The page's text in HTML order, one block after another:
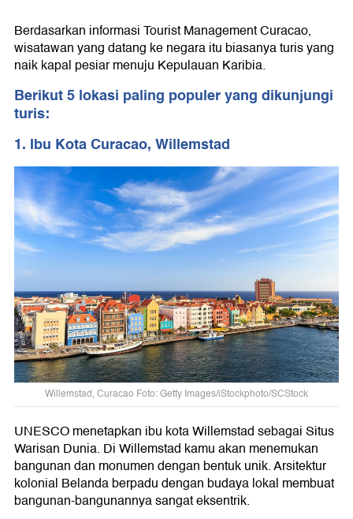
Berdasarkan informasi Tourist Management Curacao,
wisatawan yang datang ke negara itu biasanya turis yang
naik kapal pesiar menuju Kepulauan Karibia.
Berikut 5 lokasi paling populer yang dikunjungi
turis:
1. Ibu Kota Curacao, Willemstad
Willemstad, Curacao Foto: Getty Images/iStockphoto/SCStock
UNESCO menetapkan ibu kota Willemstad sebagai Situs
Warisan Dunia. Di Willemstad kamu akan menemukan
bangunan dan monumen dengan bentuk unik. Arsitektur
kolonial Belanda berpadu dengan budaya lokal membuat
bangunan-bangunannya sangat eksentrik.